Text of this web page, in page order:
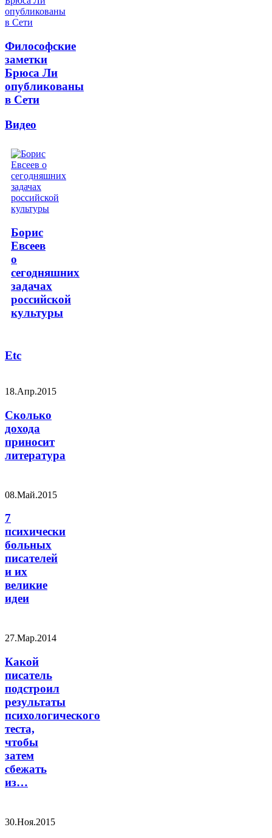
Философские
заметки
Брюса Ли
опубликованы
в Сети
Видео
Борис
Евсеев
о
сегодняшних
задачах
российской
культуры
Etc
18.Апр.2015
Сколько
дохода
приносит
литература
08.Май.2015
7
психически
больных
писателей
и их
великие
идеи
27.Мар.2014
Какой
писатель
подстроил
результаты
психологического
теста,
чтобы
затем
сбежать
из…
30.Ноя.2015